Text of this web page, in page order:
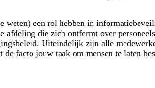
weten) een rol hebben in
afdeling die zich ontfermt over
Uiteindelijk zijn alle
de facto jouw taak om mensen te laten